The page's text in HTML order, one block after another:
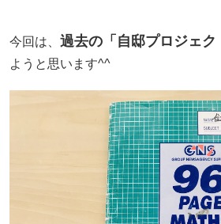
今回は、 過去の「自邸プロジェク
ようと思います^^